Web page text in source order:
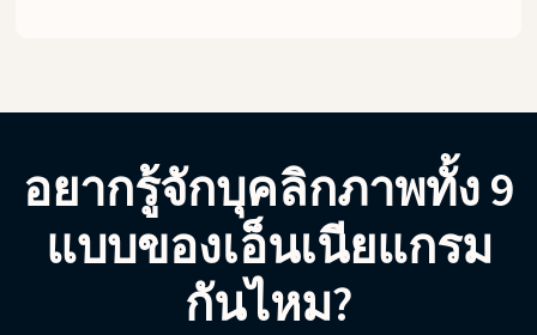
อยากรู้จักบุคลิกภาพทั้ง 9
แบบของเอ็นเนียแกรม
กันไหม?